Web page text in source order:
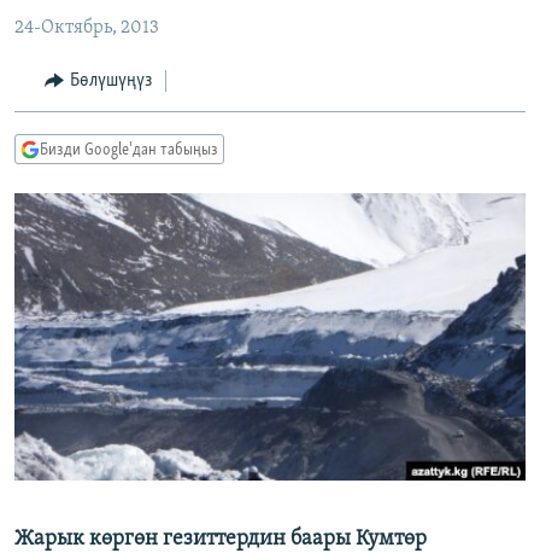
ЭКОНОМИКА
МАДАНИЯТ
БОРБОР АЗИЯ
АТАЙЫН ИЛИКТӨӨ
ТВ ПРОГРАММАЛАР
БҮГҮН АЗАТТЫКТА
ЭКСПЕРТТЕР ТАЛДАЙТ
БИЗ ЖАНА ДҮЙНӨ
ДАНИСТЕ
ЭЖЕ-СИҢДИЛЕР
АЗАТТЫК+
ЫҢГАЙСЫЗ СУРООЛОР
ПОДКАСТ
ӨЗГӨЧӨ ПИКИР
Русский
ОНЛАЙН ШЕРИНЕ
ЭЕ/АРнун бардык сайттары
24-Октябрь, 2013
Бөлүшүңүз
Бизди Google'дан табыңыз
Жарык көргөн гезиттердин баары Кумтөр